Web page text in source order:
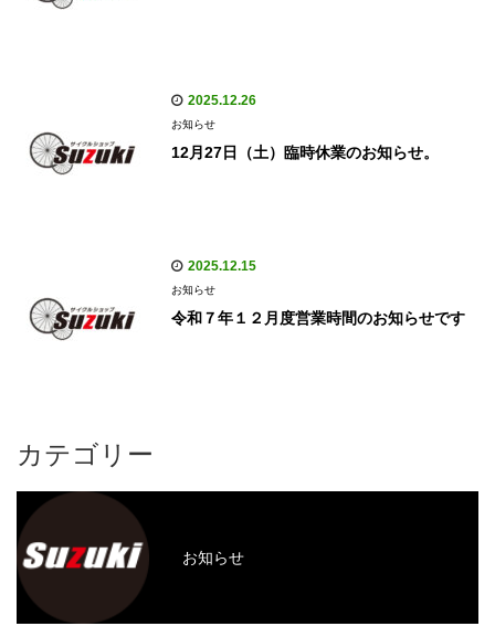
2025.12.26
お知らせ
12月27日（土）臨時休業のお知らせ。
2025.12.15
お知らせ
令和７年１２月度営業時間のお知らせです
カテゴリー
お知らせ